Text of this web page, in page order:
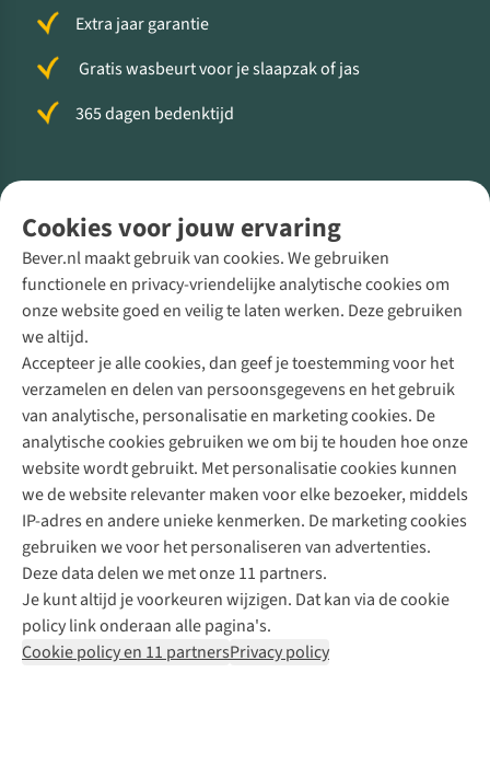
Cookies voor jouw ervaring
Bever.nl maakt gebruik van cookies. We gebruiken
functionele en privacy-vriendelijke analytische cookies om
onze website goed en veilig te laten werken. Deze gebruiken
we altijd.
Accepteer je alle cookies, dan geef je toestemming voor het
verzamelen en delen van persoonsgegevens en het gebruik
van analytische, personalisatie en marketing cookies. De
analytische cookies gebruiken we om bij te houden hoe onze
website wordt gebruikt. Met personalisatie cookies kunnen
we de website relevanter maken voor elke bezoeker, middels
IP-adres en andere unieke kenmerken. De marketing cookies
gebruiken we voor het personaliseren van advertenties.
Deze data delen we met onze 11 partners.
Je kunt altijd je voorkeuren wijzigen. Dat kan via de cookie
policy link onderaan alle pagina's.
Cookie policy en 11 partnersPrivacy policy
Extra jaar garantie
Gratis wasbeurt voor je slaapzak of jas
365 dagen bedenktijd
Direct advies van een Buitenexpert
+31 (0)85 888 50 88
+31 6 12 28 49 80
Contactformulier